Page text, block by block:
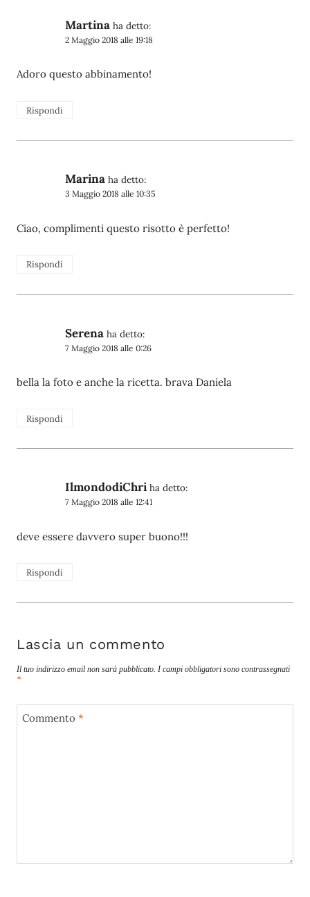
Martina ha detto:
2 Maggio 2018 alle 19:18
Adoro questo abbinamento!
Rispondi
Marina ha detto:
3 Maggio 2018 alle 10:35
Ciao, complimenti questo risotto è perfetto!
Rispondi
Serena ha detto:
7 Maggio 2018 alle 0:26
bella la foto e anche la ricetta. brava Daniela
Rispondi
IlmondodiChri ha detto:
7 Maggio 2018 alle 12:41
deve essere davvero super buono!!!
Rispondi
Lascia un commento
Il tuo indirizzo email non sarà pubblicato. I campi obbligatori sono contrassegnati
*
Commento *